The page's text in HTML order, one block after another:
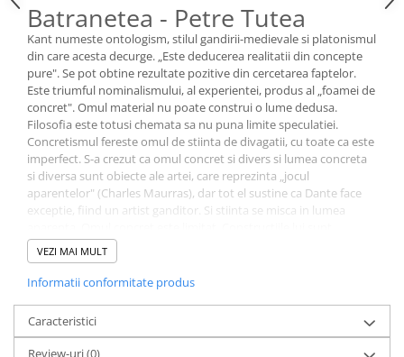
Poezie
Romane de dragoste, Carti
romantice
Senzatii/Dragoste
Senzatii/Erotic
Senzatii/Suspans
Senzatii/Thriller
SF & Fantasy
Teens Book Club
Umor
Birotica & Papetarie
Adezivi si benzi adezive
Batranetea - Petre Tutea
Kant numeste ontologism, stilul gandirii-medievale si platonismul
din care acesta decurge. „Este deducerea realitatii din concepte
pure". Se pot obtine rezultate pozitive din cercetarea faptelor.
Este triumful nominalismului, al experientei, produs al „foamei de
concret". Omul material nu poate construi o lume dedusa.
Filosofia este totusi chemata sa nu puna limite speculatiei.
Concretismul fereste omul de stiinta de divagatii, cu toate ca este
imperfect. S-a crezut ca omul concret si divers si lumea concreta
si diversa sunt obiecte ale artei, care reprezinta „jocul
aparentelor" (Charles Maurras), dar tot el sustine ca Dante face
exceptie, fiind un artist ganditor. Si stiinta se misca in lumea
imperfecte din mai multe motive: perdeaua senzoriala interpusa
intre gandirea lui si lucruri, opacitatea si indiferenta lucrurilor, ca
si a naturii oarbe care le cuprinde, mediul ostil, mediul favorabil,
constmi o lume dedusa, ii lipseste intuitia pura, tund stapanit de
cea sensibila, „empirica, legata de simturi", cum ii spune Kant.
Intutia pura a spatiului si timpului, la acesta, este ipotetica. Daca
VEZI MAI MULT
Informatii conformitate produs
Caracteristici
Review-uri(0)